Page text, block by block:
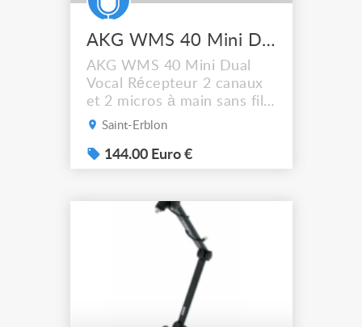
AKG WMS 40 Mini Dual Vocal
AKG WMS 40 Mini Dual
Vocal Récepteur 2 canaux
et 2 micros à main sans fil,
neufs A venir chercher sur
Rennes (35)
Saint-Erblon
144.00 Euro €